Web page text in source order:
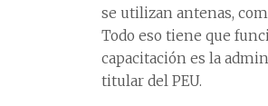
se utilizan antenas,
Todo eso tiene que
capacitación es la
titular del PEU.